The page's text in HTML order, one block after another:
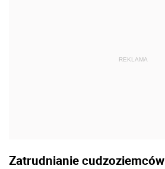
REKLAMA
Zatrudnianie cudzoziemców